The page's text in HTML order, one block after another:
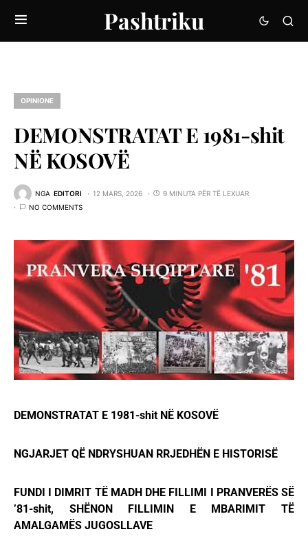
Pashtriku
OPINIONE
DEMONSTRATAT E 1981-shit
NË KOSOVË
NGA EDITORI 12 MARS, 2026
9 MINUTA PËR TË LEXUAR
NO COMMENTS
DEMONSTRATAT E 1981-shit NË KOSOVË
NGJARJET QË NDRYSHUAN RRJEDHËN E HISTORISË
FUNDI I DIMRIT TË MADH DHE FILLIMI I PRANVERËS SË
’81-shit, SHËNON FILLIMIN E MBARIMIT TË
AMALGAMËS JUGOSLLAVE